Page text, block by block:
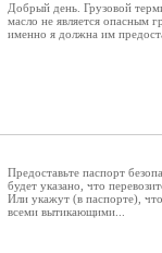
Добрый день. Грузовой
масло не является опасным
именно я должна им
Предоставьте паспорт
будет указано, что
Или укажут (в паспорте),
всеми вытикающими...